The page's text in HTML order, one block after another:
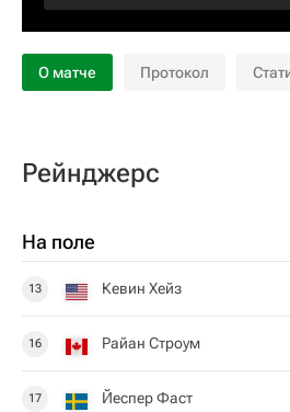
О матче Протокол
Рейнджерс
На поле
13 Кевин Хейз
16 Райан Строум
17 Йеспер Фаст